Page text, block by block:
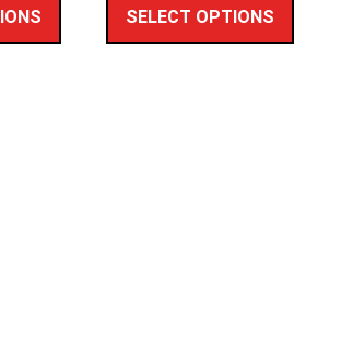
SELECT OPTIONS